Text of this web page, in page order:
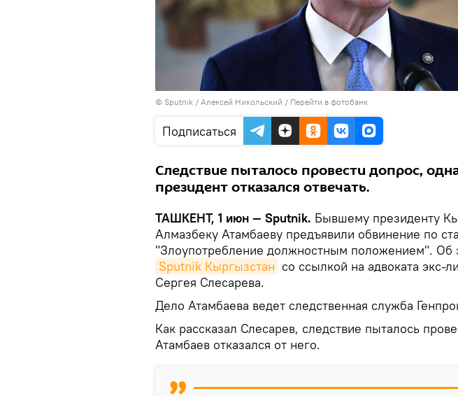
© Sputnik / Алексей Никольский / Перейти в фотобанк
Подписаться
Следствие пыталось провести допрос,
президент отказался отвечать.
ТАШКЕНТ, 1 июн — Sputnik. Бывшему президенту
Алмазбеку Атамбаеву предъявили обвинение по
"Злоупотребление должностным положением". Об
Sputnik Кыргызстан со ссылкой на адвоката экс-
Сергея Слесарева.
Дело Атамбаева ведет следственная служба
Как рассказал Слесарев, следствие пыталось
Атамбаев отказался от него.